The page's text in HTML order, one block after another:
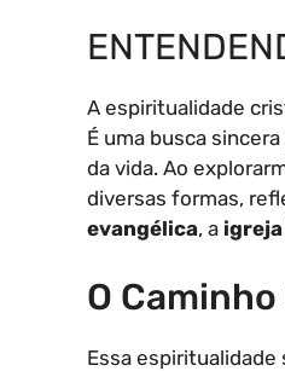
A espiritualidade
É uma busca
da vida. Ao
diversas formas,
evangélica, a
O
Essa espiritualidade